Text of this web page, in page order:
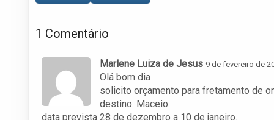
1 Comentário
Marlene Luiza de Jesus 9 de fevereiro de
Olá bom dia
solicito orçamento para fretamento de
destino: Maceio.
data prevista 28 de dezembro a 10 de janeiro.